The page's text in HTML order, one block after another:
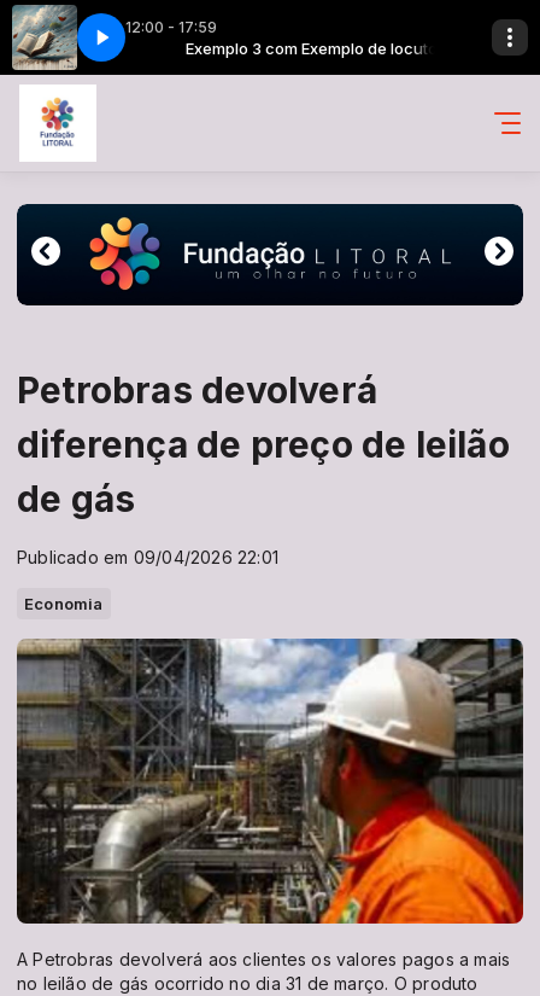
12:00 - 17:59
de locutor Exemplo 3 com Exemplo de locutor
vivo) [i6yvS3z8BM8] Iframe Vander Lee - Meu jardim (Ao vivo)
Petrobras devolverá
diferença de preço de leilão
de gás
Publicado em 09/04/2026 22:01
Economia
A Petrobras devolverá aos clientes os valores pagos a mais
no leilão de gás ocorrido no dia 31 de março. O produto